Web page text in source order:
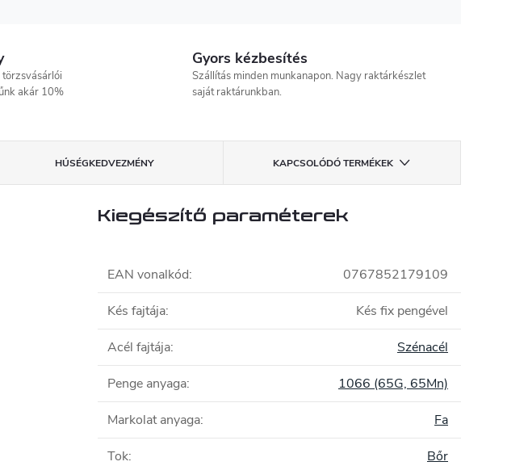
akár 10%
Gyors kézbesítés
Szállítás minden munkanapon. Nagy raktárkészlet
saját raktárunkban.
HŰSÉGKEDVEZMÉNY KAPCSOLÓDÓ TERMÉKEK
Kiegészítő paraméterek
EAN vonalkód: 0767852179109
Kés fajtája: Kés fix pengével
Acél fajtája: Szénacél
Penge anyaga: 1066 (65G, 65Mn)
Markolat anyaga: Fa
Tok: Bőr